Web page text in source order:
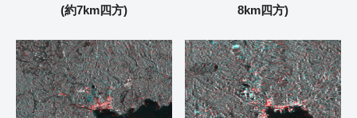
(約7km四方)
8km四方)